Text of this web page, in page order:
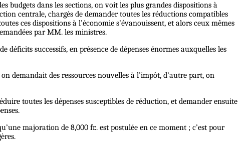
budgets dans les sections, on voit les plus grandes dispositions à
centrale, chargés de demander toutes les réductions compatibles
ces dispositions à l’économie s’évanouissent, et alors ceux mêmes
par MM. les ministres.
déficits successifs, en présence de dépenses énormes auxquelles les
demandait des ressources nouvelles à l’impôt, d’autre part, on
toutes les dépenses susceptibles de réduction, et demander ensuite
majoration de 8,000 fr.. est postulée en ce moment ; c’est pour